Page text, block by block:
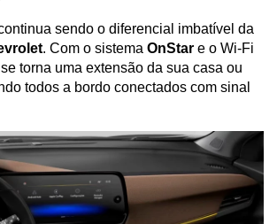
sendo o diferencial imbatível da
. Com o sistema OnStar e o Wi-Fi
torna uma extensão da sua casa ou
todos a bordo conectados com sinal